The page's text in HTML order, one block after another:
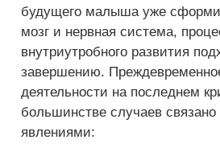
будущего малыша уже
мозг и нервная система,
внутриутробного развития
завершению.
деятельности на последнем
большинстве случаев
явлениями: